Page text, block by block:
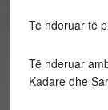
Të nderuar të
Të nderuar
Kadare dhe